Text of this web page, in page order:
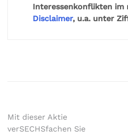
Interessenkonflikten im
Disclaimer, u.a. unter
Mit dieser Aktie
verSECHSfachen Sie